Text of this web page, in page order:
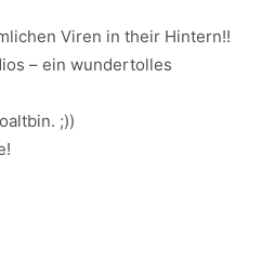
Viren in their Hintern!!
– ein wundertolles
;))